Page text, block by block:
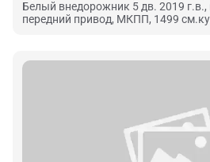
Белый внедорожник 5 дв. 2019 г.в.,
передний привод, МКПП, 1499